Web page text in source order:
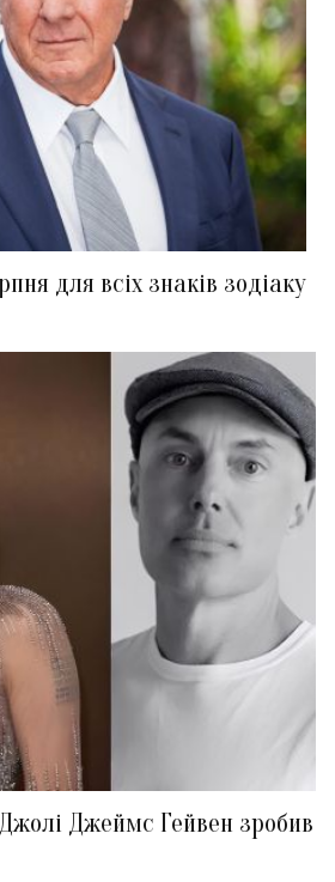
для всіх знаків зодіаку
Джеймс Гейвен зробив